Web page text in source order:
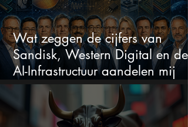
Wat zeggen de cijfers van
Sandisk, Western Digital en de
AI-Infrastructuur aandelen mij
werkelijk